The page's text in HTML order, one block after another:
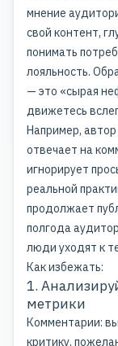
мнение
свой контент,
понимать
лояльность.
— это «сырая
движетесь
Например,
отвечает на
игнорирует
реальной
продолжает
полгода
люди уходят к
Как избежать:
1.
метрики
Комментарии:
критику,